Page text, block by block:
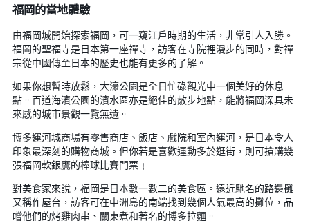
福岡的當地體驗
由福岡城開始探索福岡，可一窺江戶時期的生活，非常引人入勝。
福岡的聖福寺是日本第一座禪寺，訪客在寺院裡漫步的同時，對禪
宗從中國傳至日本的歷史也能有更多的了解。
如果你想暫時放鬆，大濠公園是全日忙碌觀光中一個美好的休息
點。百道海濱公園的濱水區亦是絕佳的散步地點，能將福岡深具未
來感的城市景觀一覽無遺。
博多運河城商場有零售商店、飯店、戲院和室內運河，是日本令人
印象最深刻的購物商城。但你若是喜歡運動多於逛街，則可搶購幾
張福岡軟銀鷹的棒球比賽門票﹗
對美食家來說，福岡是日本數一數二的美食區。遠近馳名的路邊攤
又稱作屋台，訪客可在中洲島的南端找到幾個人氣最高的攤位，品
嚐他們的烤雞肉串、關東煮和著名的博多拉麵。